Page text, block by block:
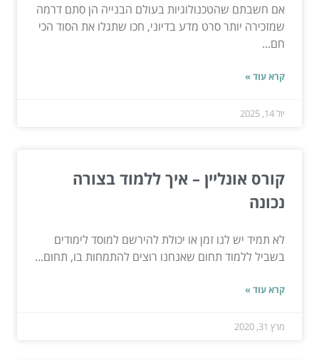
אם חשבתם שהטכנולוגיות בעולם הבנייה הן סתם דרמה
שמזכירה יותר סרט מדע בדיוני, חכו שתגלו את הסוד הכי
חם...
קרא עוד »
יול 14, 2025
קורס אונליין – איך ללמוד בצורה
נכונה
לא תמיד יש לנו זמן או יכולת להירשם למוסד לימודים
בשביל ללמוד תחום שאנחנו רוצים להתמחות בו, תחום...
קרא עוד »
מרץ 31, 2020